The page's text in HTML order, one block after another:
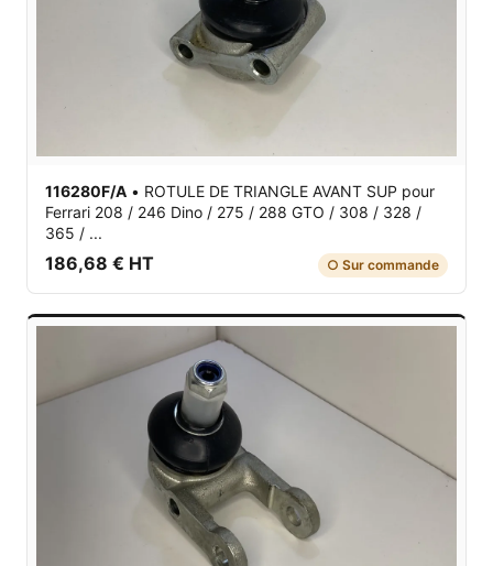
116280F/A • ROTULE DE TRIANGLE AVANT SUP pour
Ferrari 208 / 246 Dino / 275 / 288 GTO / 308 / 328 /
365 / ...
186,68 € HT ○ Sur commande